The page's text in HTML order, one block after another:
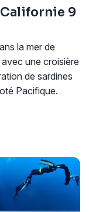
9
la mer de
une croisière
de sardines
Pacifique.